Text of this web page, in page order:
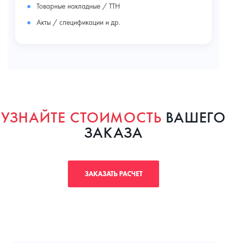
Товарные накладные / ТТН
Акты / спецификации и др.
УЗНАЙТЕ СТОИМОСТЬ ВАШЕГО
ЗАКАЗА
ЗАКАЗАТЬ РАСЧЕТ